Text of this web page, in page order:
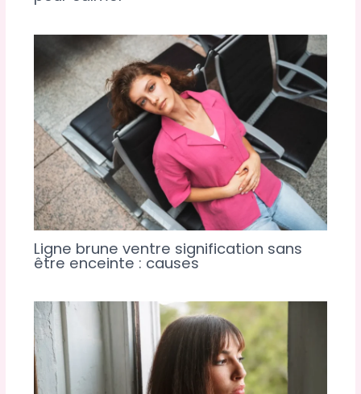
Ligne brune ventre signification sans
être enceinte : causes